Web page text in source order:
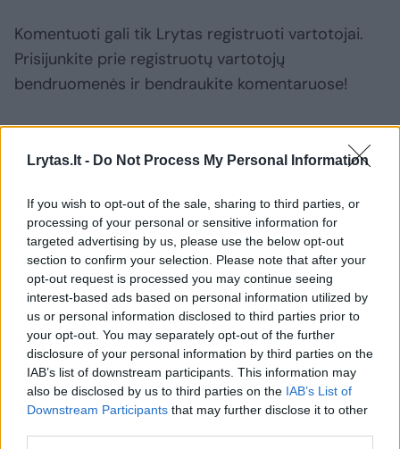
Lrytas.lt - Do Not Process My Personal Information
If you wish to opt-out of the sale, sharing to third parties, or
processing of your personal or sensitive information for
targeted advertising by us, please use the below opt-out
section to confirm your selection. Please note that after your
opt-out request is processed you may continue seeing
interest-based ads based on personal information utilized by
us or personal information disclosed to third parties prior to
your opt-out. You may separately opt-out of the further
disclosure of your personal information by third parties on the
IAB’s list of downstream participants. This information may
also be disclosed by us to third parties on the IAB’s List of
Downstream Participants that may further disclose it to other
Komentuoti gali tik Lrytas registruoti vartotojai.
Prisijunkite prie registruotų vartotojų
bendruomenės ir bendraukite komentaruose!